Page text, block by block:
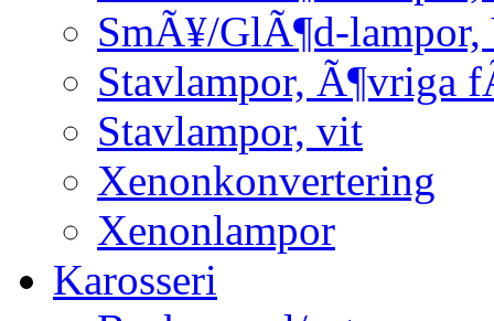
SmÃ¥/GlÃ¶d-
Stavlampor, Ã¶vriga
Stavlampor, vit
Xenonkonvertering
Xenonlampor
Karosseri